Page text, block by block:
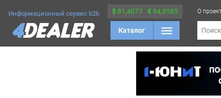
Информационный сервис b2b $ 81,4077 €94,0585
Каталог
О
Поиск